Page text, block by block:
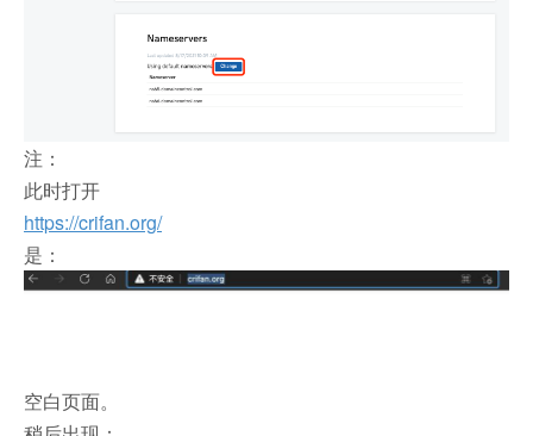
注：
此时打开
https://crifan.org/
是：
空白页面。